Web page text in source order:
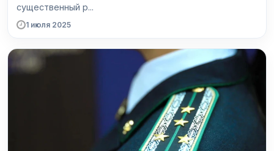
существенный р...
1 июля 2025